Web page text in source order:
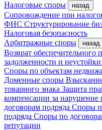
Налоговые споры
назад
Сопровождение при
ФНС Структурирование
Налоговая безопасность
Арбитражные споры
назад
Возврат обеспечительного
задолженности и неустойки
Споры по объектам
Доменные споры
товарного знака Защита
компенсации за нарушение
договорам подряда Споры
подряда Споры по
репутации